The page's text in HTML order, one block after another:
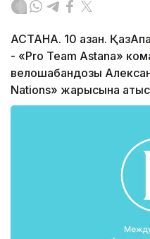
АСТАНА. 10 қазан.
- «Pro Team Astana»
велошабандозы
Nations» жарысына